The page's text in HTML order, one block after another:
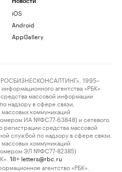
iOS
Android
AppGallery
1995–
агентства «РБК»
массовой информации
надзору в сфере связи,
коммуникаций
ИА №ФС77-63848) и сетевого
регистрации средства массовой
службой по надзору в сфере связи,
коммуникаций
ЭЛ №ФС77-82385)
18+ letters@rbc.ru
агентство «РБК».